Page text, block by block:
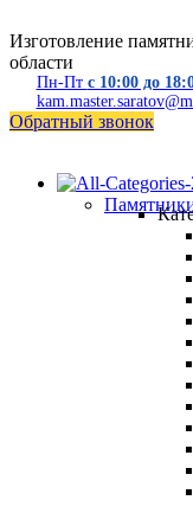
Изготовление
области
Пн-Пт с 10:00 до
Обратный звонок